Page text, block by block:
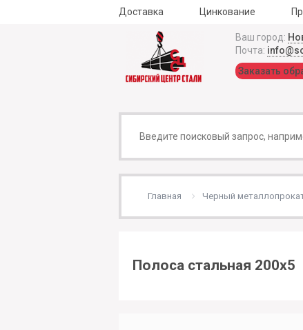
Доставка Цинкование
Ваш город:
Почта:
Заказать
Главная Черный
Полоса стальная 200х5